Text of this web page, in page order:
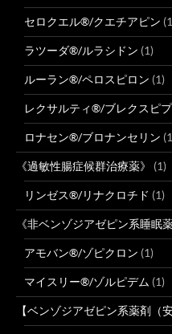
セロクエル®/クエチアピン
ラツーダ®/ルラシドン (1)
ルーラン®/ペロスピロン (1)
レクサルティ®/ブレクスピ
ロナセン®/ブロナンセリン
《過敏性腸症候群治療薬》 (1)
リンゼス®/リナクロチド (1)
《非ベンゾジアゼピン系睡眠薬
アモバン®/ゾピクロン (1)
マイスリー®/ゾルピデム (1)
【ベンゾジアゼピン系薬剤（